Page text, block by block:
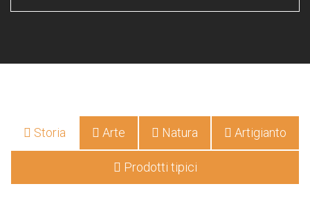
Storia Arte Natura Artigianto
Prodotti tipici